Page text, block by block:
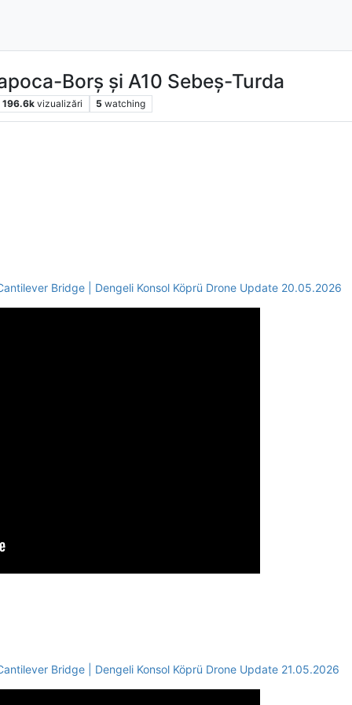
Borș și A10 Sebeș-Turda
196.6k vizualizări 5 watching
Bridge | Dengeli Konsol Köprü Drone Update 20.05.2026
Bridge | Dengeli Konsol Köprü Drone Update 21.05.2026